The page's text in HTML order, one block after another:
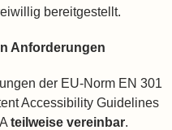
bereitgestellt.
Anforderungen
der EU-Norm EN 301
Accessibility Guidelines
teilweise vereinbar.